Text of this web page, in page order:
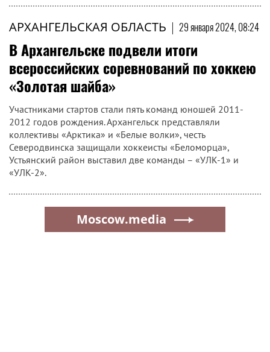
АРХАНГЕЛЬСКАЯ ОБЛАСТЬ | 29 января 2024, 08:24
В Архангельске подвели итоги
всероссийских соревнований по хоккею
«Золотая шайба»
Участниками стартов стали пять команд юношей 2011-
2012 годов рождения. Архангельск представляли
коллективы «Арктика» и «Белые волки», честь
Северодвинска защищали хоккеисты «Беломорца»,
Устьянский район выставил две команды – «УЛК-1» и
«УЛК-2».
Moscow.media